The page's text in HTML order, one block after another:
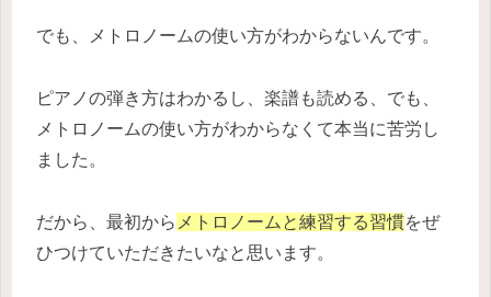
でも、メトロノームの使い方がわからないんです。
ピアノの弾き方はわかるし、楽譜も読める、でも、
メトロノームの使い方がわからなくて本当に苦労し
ました。
だから、最初から メトロノームと練習する習慣をぜ
ひつけていただきたいなと思います。